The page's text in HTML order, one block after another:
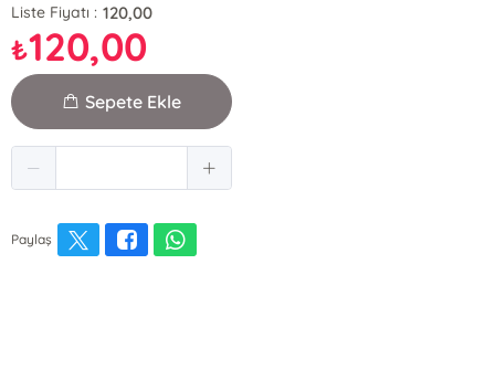
Liste Fiyatı : 120,00
₺120,00
Sepete Ekle
Paylaş